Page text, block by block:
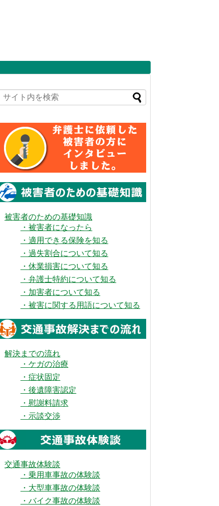
被害者のための基礎知識
・被害者になったら
・適用できる保険を知る
・過失割合について知る
・休業損害について知る
・弁護士特約について知る
・加害者について知る
・被害に関する用語について知る
解決までの流れ
・ケガの治療
・症状固定
・後遺障害認定
・慰謝料請求
・示談交渉
交通事故体験談
・乗用車事故の体験談
・大型車事故の体験談
・バイク事故の体験談